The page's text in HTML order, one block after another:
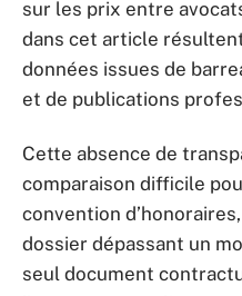
sur les prix entre
dans cet article
données issues de
et de publications
Cette absence de
comparaison difficile
convention
dossier dépassant un
seul document